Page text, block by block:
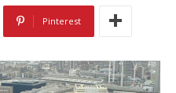
Pinterest